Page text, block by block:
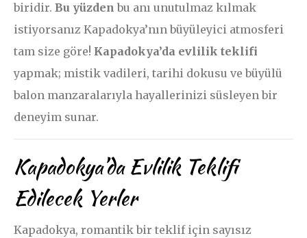
biridir. Bu yüzden bu anı unutulmaz kılmak
istiyorsanız Kapadokya’nın büyüleyici atmosferi
tam size göre! Kapadokya’da evlilik teklifi
yapmak; mistik vadileri, tarihi dokusu ve büyülü
balon manzaralarıyla hayallerinizi süsleyen bir
deneyim sunar.
Kapadokya’da Evlilik Teklifi
Edilecek Yerler
Kapadokya, romantik bir teklif için sayısız